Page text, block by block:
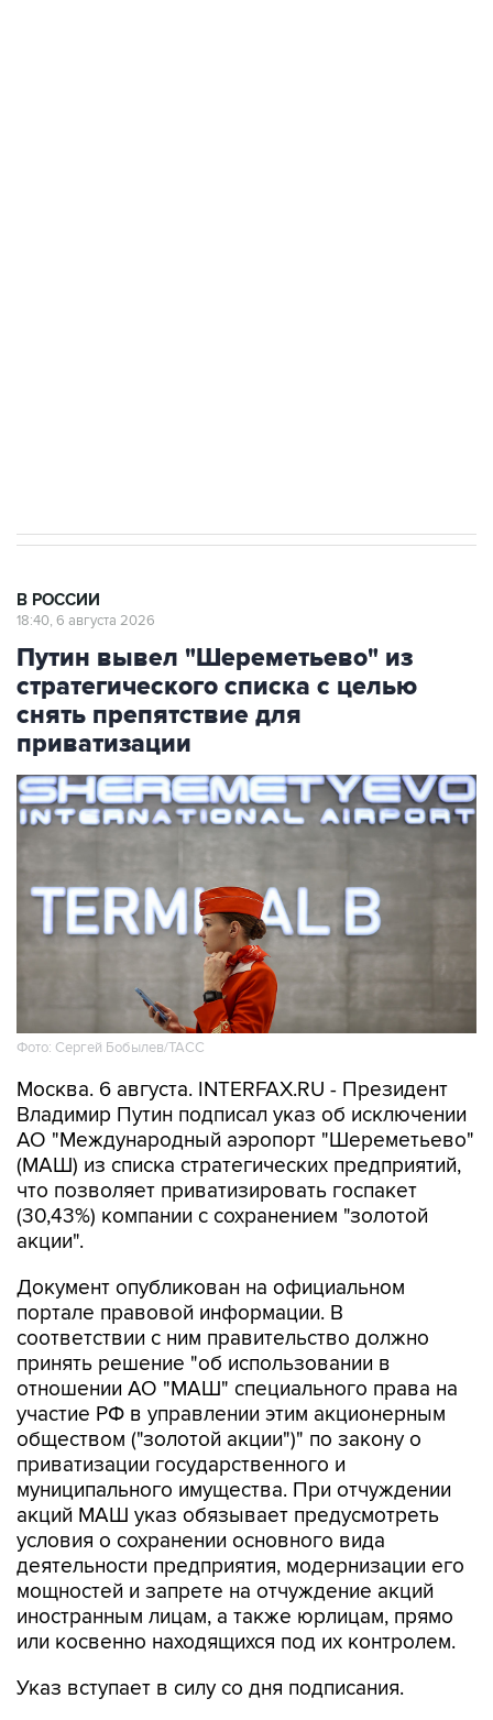
В РОССИИ
18:40, 6 августа 2026
Путин вывел "Шереметьево" из
стратегического списка с целью
снять препятствие для
приватизации
Фото: Сергей Бобылев/ТАСС
Москва. 6 августа. INTERFAX.RU - Президент
Владимир Путин подписал указ об исключении
АО "Международный аэропорт "Шереметьево"
(МАШ) из списка стратегических предприятий,
что позволяет приватизировать госпакет
(30,43%) компании с сохранением "золотой
акции".
Документ опубликован на официальном
портале правовой информации. В
соответствии с ним правительство должно
принять решение "об использовании в
отношении АО "МАШ" специального права на
участие РФ в управлении этим акционерным
обществом ("золотой акции")" по закону о
приватизации государственного и
муниципального имущества. При отчуждении
акций МАШ указ обязывает предусмотреть
условия о сохранении основного вида
деятельности предприятия, модернизации его
мощностей и запрете на отчуждение акций
иностранным лицам, а также юрлицам, прямо
или косвенно находящихся под их контролем.
Указ вступает в силу со дня подписания.